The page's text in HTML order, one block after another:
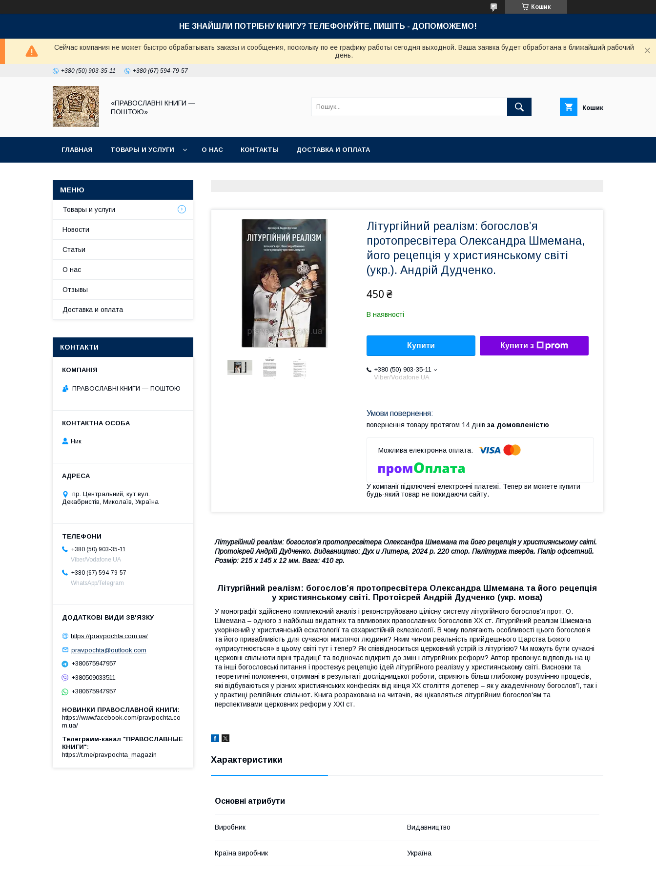
Кошик
НЕ ЗНАЙШЛИ ПОТРІБНУ КНИГУ? ТЕЛЕФОНУЙТЕ, ПИШІТЬ - ДОПОМОЖЕМО!
Сейчас компания не может быстро обрабатывать заказы и сообщения, поскольку по ее графику работы сегодня выходной. Ваша заявка будет обработана в ближайший рабочий
день.
+380 (50) 903-35-11 +380 (67) 594-79-57
«ПРАВОСЛАВНІ КНИГИ —
ПОШТОЮ»
Кошик
ГЛАВНАЯ ТОВАРЫ И УСЛУГИ О НАС КОНТАКТЫ ДОСТАВКА И ОПЛАТА
Літургійний реалізм: богослов’я
протопресвітера Олександра Шмемана,
його рецепція у християнському світі
(укр.). Андрій Дудченко.
450 ₴
В наявності
Купити Купити з
+380 (50) 903-35-11
Viber/Vodafone UA
повернення товару протягом 14 днів за домовленістю
У компанії підключені електронні платежі. Тепер ви можете купити
будь-який товар не покидаючи сайту.
Літургійний реалізм: богослов’я протопресвітера Олександра Шмемана та його рецепція у християнському світі.
Протоієрей Андрій Дудченко. Видавництво: Дух и Литера, 2024 р. 220 стор. Палітурка тверда. Папір офсетний.
Розмір: 215 x 145 x 12 мм. Вага: 410 гр.
Літургійний реалізм: богослов’я протопресвітера Олександра Шмемана та його рецепція
у християнському світі. Протоієрей Андрій Дудченко (укр. мова)
У монографії здійснено комплексний аналіз і реконструйовано цілісну систему літургійного богослов’я прот. О.
Шмемана – одного з найбільш видатних та впливових православних богословів ХХ ст. Літургійний реалізм Шмемана
укорінений у християнській есхатології та євхаристійній еклезіології. В чому полягають особливості цього богослов’я
та його привабливість для сучасної мислячої людини? Яким чином реальність прийдешнього Царства Божого
«уприсутнюється» в цьому світі тут і тепер? Як співвідноситься церковний устрій із літургією? Чи можуть бути сучасні
церковні спільноти вірні традиції та водночас відкриті до змін і літургійних реформ? Автор пропонує відповідь на ці
та інші богословські питання і простежує рецепцію ідей літургійного реалізму у християнському світі. Висновки та
теоретичні положення, отримані в результаті дослідницької роботи, сприяють більш глибокому розумінню процесів,
які відбуваються у різних християнських конфесіях від кінця ХХ століття дотепер – як у академічному богослов’ї, так і
у практиці релігійних спільнот. Книга розрахована на читачів, які цікавляться літургійним богослов’ям та
перспективами церковних реформ у ХХІ ст.
Характеристики
Основні атрибути
Виробник Видавництво
Країна виробник Україна
Товары и услуги
Новости
Статьи
О нас
Отзывы
Доставка и оплата
КОНТАКТИ
ПРАВОСЛАВНІ КНИГИ — ПОШТОЮ
Ник
пр. Центральний, кут вул.
Декабристів, Миколаїв, Україна
+380 (50) 903-35-11
Viber/Vodafone UA
+380 (67) 594-79-57
WhatsApp/Telegram
https://pravpochta.com.ua/
pravpochta@outlook.com
+380675947957
+380509033511
+380675947957
НОВИНКИ ПРАВОСЛАВНОЙ КНИГИ
https://www.facebook.com/pravpochta.co
m.ua/
Телеграмм-канал "ПРАВОСЛАВНЫЕ
КНИГИ"
https://t.me/pravpochta_magazin